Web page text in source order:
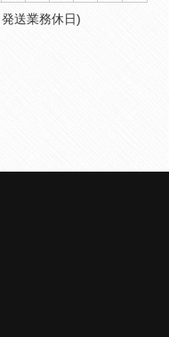
発送業務休日)